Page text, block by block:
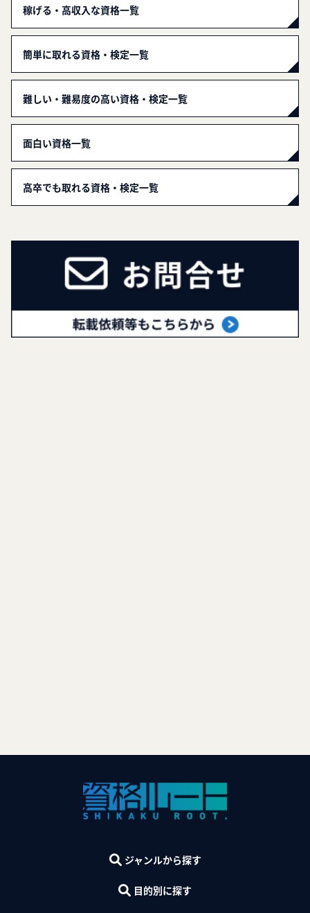
稼げる・高収入な資格一覧
簡単に取れる資格・検定一覧
難しい・難易度の高い資格・検定一覧
面白い資格一覧
高卒でも取れる資格・検定一覧
ジャンルから探す
目的別に探す